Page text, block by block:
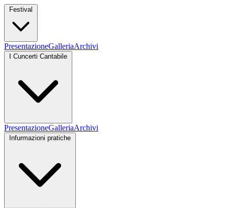
PresentazioneGalleriaArchivi
PresentazioneGalleriaArchivi